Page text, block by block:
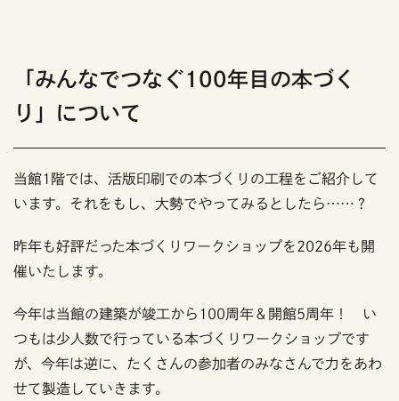
「みんなでつなぐ100年目の本づく
り」について
当館1階では、活版印刷での本づくりの工程をご紹介して
います。それをもし、大勢でやってみるとしたら……？
昨年も好評だった本づくりワークショップを2026年も開
催いたします。
今年は当館の建築が竣工から100周年＆開館5周年！ い
つもは少人数で行っている本づくりワークショップです
が、今年は逆に、たくさんの参加者のみなさんで力をあわ
せて製造していきます。